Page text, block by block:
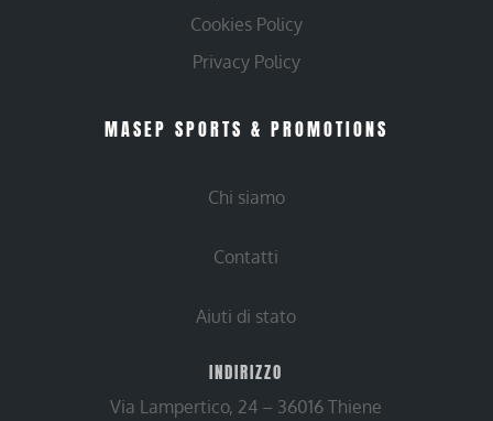
Cookies Policy
Privacy Policy
MASEP SPORTS & PROMOTIONS
Chi siamo
Contatti
Aiuti di stato
INDIRIZZO
Via Lampertico, 24 – 36016 Thiene